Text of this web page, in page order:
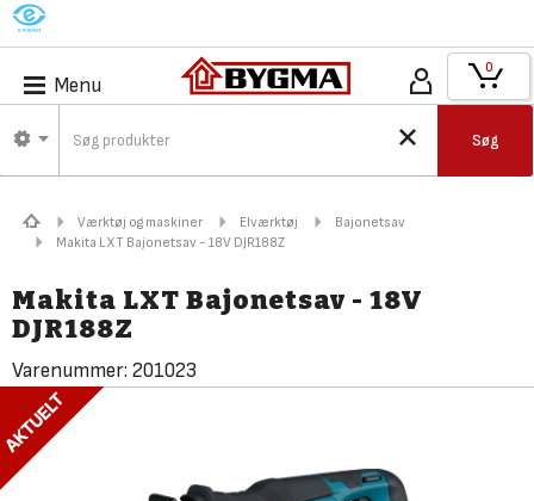
M
Menu
Søg
0
Værktøj og maskiner Elværktøj
Bajonetsav
Makita LXT Bajonetsav - 18V DJR188Z
Makita LXT Bajonetsav - 18V
DJR188Z
Varenummer: 201023